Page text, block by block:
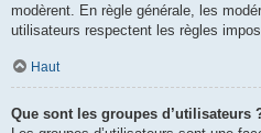
modèrent. En règle générale, les
utilisateurs respectent les règles
Haut
Que sont les groupes d’utilisateurs